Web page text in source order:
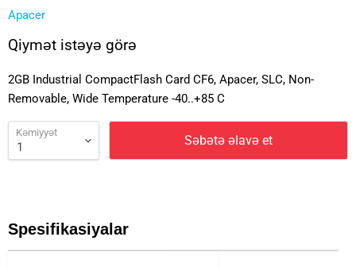
Apacer
Qiymət istəyə görə
2GB Industrial CompactFlash Card CF6, Apacer, SLC, Non-
Removable, Wide Temperature -40..+85 C
Kəmiyyət Səbətə əlavə et
Spesifikasiyalar